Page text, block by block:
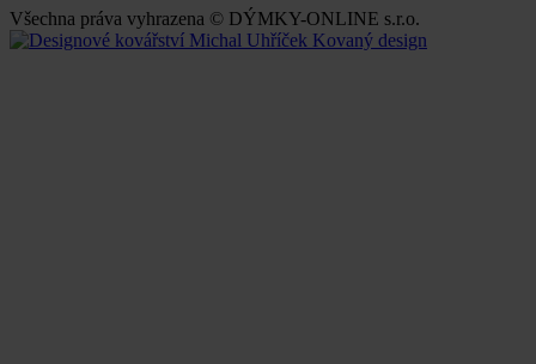
Všechna práva vyhrazena © DÝMKY-ONLINE s.r.o.
Kovaný design